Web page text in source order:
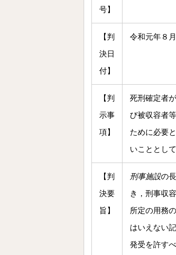
号】
【判
決日
付】
令和元年８
【判
示事
項】
死刑確定者
び被収容者
ために必要
いこととし
【判
決要
旨】
刑事施設の
き，刑事収
所定の用務
はいえない
発受を許す